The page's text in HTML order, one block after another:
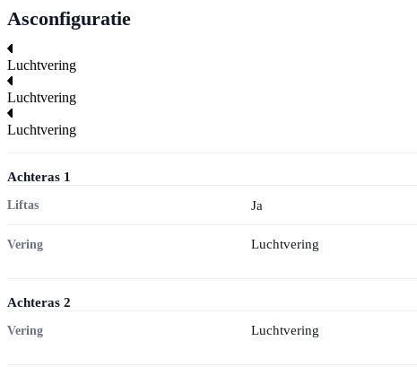
Asconfiguratie
Luchtvering
Luchtvering
Luchtvering
Achteras 1
Liftas Ja
Vering Luchtvering
Achteras 2
Vering Luchtvering